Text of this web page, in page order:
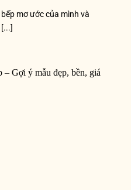
mơ ước của mình và